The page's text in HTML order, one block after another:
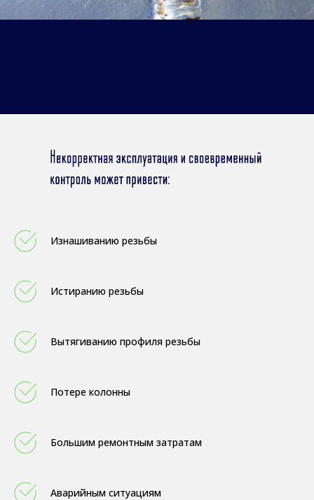
Изнашиванию резьбы
Истиранию резьбы
Вытягиванию профиля резьбы
Потере колонны
Большим ремонтным затратам
Аварийным ситуациям